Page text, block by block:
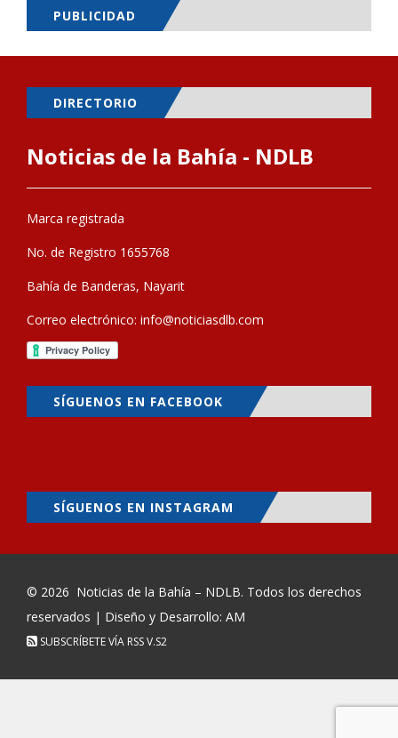
PUBLICIDAD
DIRECTORIO
Noticias de la Bahía - NDLB
Marca registrada
No. de Registro 1655768
Bahía de Banderas, Nayarit
Correo electrónico: info@noticiasdlb.com
SÍGUENOS EN FACEBOOK
SÍGUENOS EN INSTAGRAM
© 2026 Noticias de la Bahía – NDLB. Todos los derechos
reservados | Diseño y Desarrollo: AM
SUBSCRÍBETE VÍA RSSV.S2